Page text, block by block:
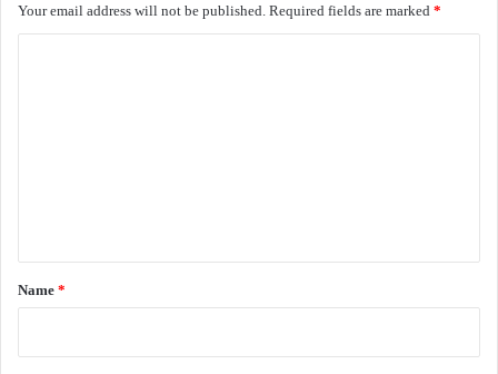
Your email address will not be published. Required fields are marked *
*
Name *